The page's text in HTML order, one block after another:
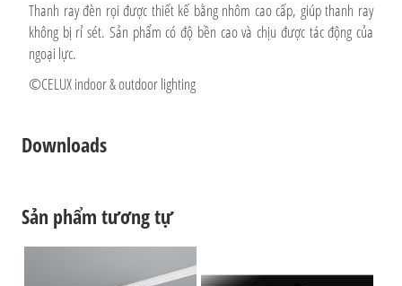
Thanh ray đèn rọi được thiết kế bằng nhôm cao cấp, giúp thanh ray
không bị rỉ sét. Sản phẩm có độ bền cao và chịu được tác động của
ngoại lực.
©CELUX indoor & outdoor lighting
Downloads
Sản phẩm tương tự